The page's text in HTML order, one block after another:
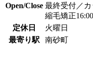
Open/Close 最終受付／
縮毛矯正16:00
定休日
火曜日
最寄り駅
南砂町